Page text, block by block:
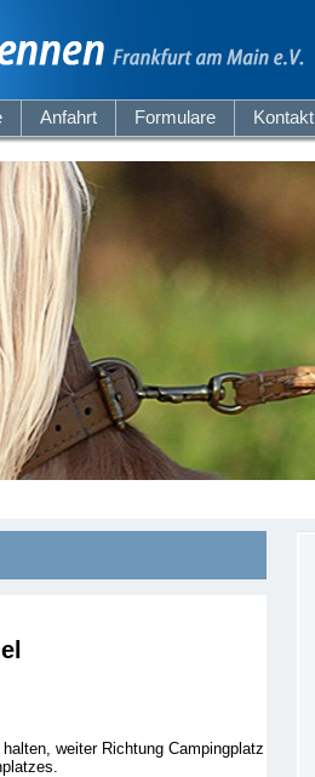
Anfahrt Formulare Kontakt
weiter Richtung Campingplatz